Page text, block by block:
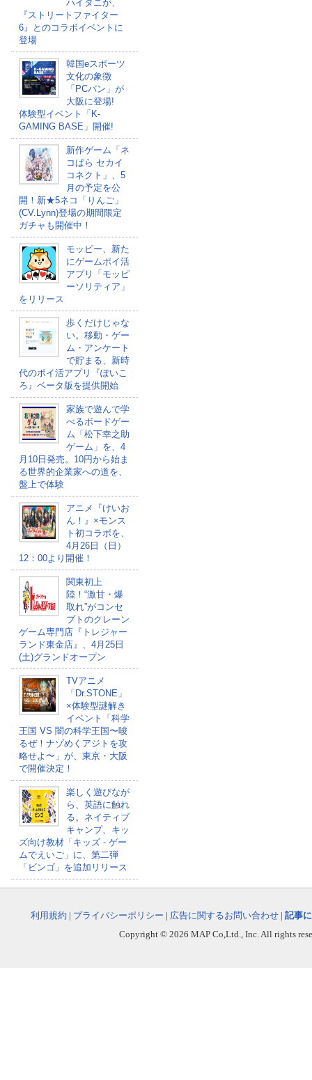
ハイタニが、
『ストリートファイター
6』とのコラボイベントに
登場
韓国eスポーツ
文化の象徴
「PCバン」が
大阪に登場!
体験型イベント「K-
GAMING BASE」開催!
新作ゲーム「ネ
コぱら セカイ
コネクト」、5
月の予定を公
開！新★5ネコ「りんご」
(CV.Lynn)登場の期間限定
ガチャも開催中！
モッピー、新た
にゲームポイ活
アプリ「モッピ
ーソリティア」
をリリース
歩くだけじゃな
い。移動・ゲー
ム・アンケート
で貯まる、新時
代のポイ活アプリ『ぽいこ
ろ』ベータ版を提供開始
家族で遊んで学
べるボードゲー
ム「松下幸之助
ゲーム」を、4
月10日発売。10円から始ま
る世界的企業家への道を、
盤上で体験
アニメ『けいお
ん！』×モンス
ト初コラボを、
4月26日（日）
12：00より開催！
関東初上
陸！“激甘・爆
取れ”がコンセ
プトのクレーン
ゲーム専門店『トレジャー
ランド東金店』、4月25日
(土)グランドオープン
TVアニメ
「Dr.STONE」
×体験型謎解き
イベント「科学
王国 VS 闇の科学王国〜唆
るぜ！ナゾめくアジトを攻
略せよ〜」が、東京・大阪
で開催決定！
楽しく遊びなが
ら、英語に触れ
る。ネイティブ
キャンプ、キッ
ズ向け教材「キッズ - ゲー
ムでえいご」に、第二弾
「ビンゴ」を追加リリース
利用規約 | プライバシーポリシー | 広告に関するお問い合わせ | 記事
Copyright © 2026 MAP Co,Ltd., Inc. All rights